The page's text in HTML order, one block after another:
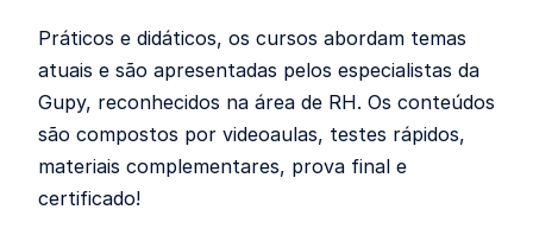
Práticos e didáticos, os cursos abordam temas
atuais e são apresentadas pelos especialistas da
Gupy, reconhecidos na área de RH. Os conteúdos
são compostos por videoaulas, testes rápidos,
materiais complementares, prova final e
certificado!